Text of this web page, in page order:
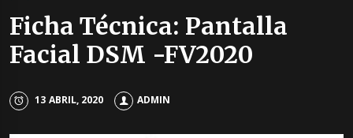
Ficha Técnica: Pantalla
Facial DSM -FV2020
13 ABRIL, 2020 ADMIN